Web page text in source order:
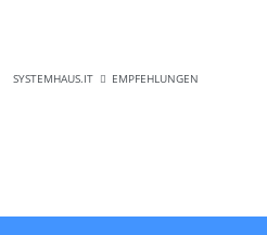
SYSTEMHAUS.IT EMPFEHLUNGEN